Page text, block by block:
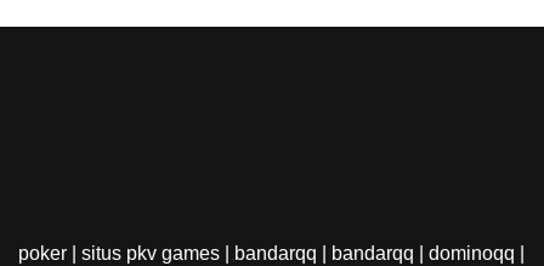
poker situs pkv games bandarqq bandarqq dominoqq